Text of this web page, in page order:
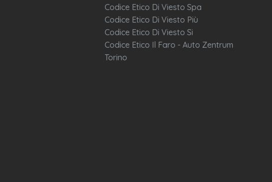
Codice Etico Di Viesto Spa
Codice Etico Di Viesto Più
Codice Etico Di Viesto Si
Codice Etico Il Faro - Auto Zentrum
Torino